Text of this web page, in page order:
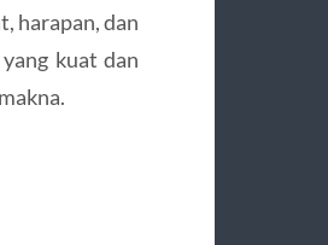
harapan, dan
kuat dan